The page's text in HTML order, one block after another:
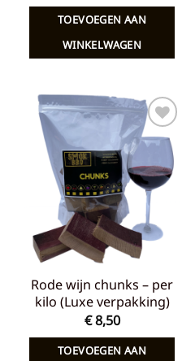
TOEVOEGEN AAN
WINKELWAGEN
Toevoegen
aan
verlanglijst
Rode wijn chunks – per
kilo (Luxe verpakking)
€8,50
TOEVOEGEN AAN